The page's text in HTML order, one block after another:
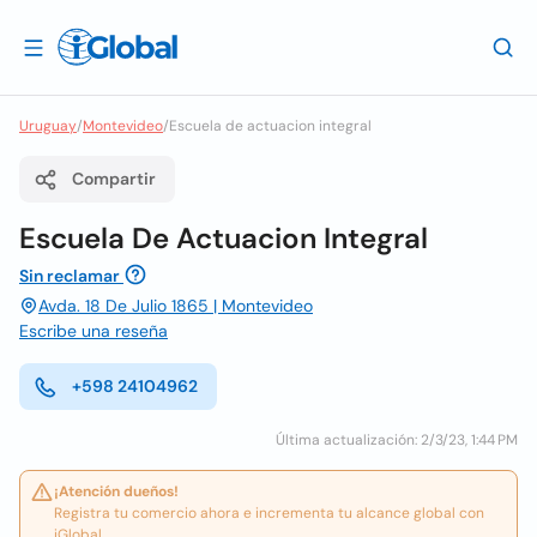
Uruguay/Montevideo/Escuela de actuacion integral
Compartir
Escuela De Actuacion Integral
Sin reclamar
Avda. 18 De Julio 1865 | Montevideo
Escribe una reseña
+598 24104962
Última actualización: 2/3/23, 1:44 PM
¡Atención dueños!
Registra tu comercio ahora e incrementa tu alcance global con